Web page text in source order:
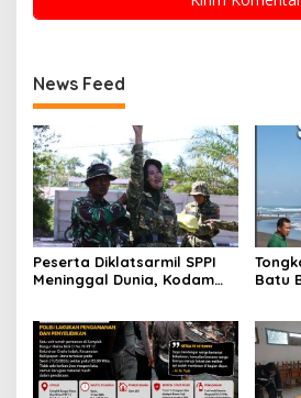
News Feed
Peserta Diklatsarmil SPPI
Meninggal Dunia, Kodam
Hasil Medis
Batu